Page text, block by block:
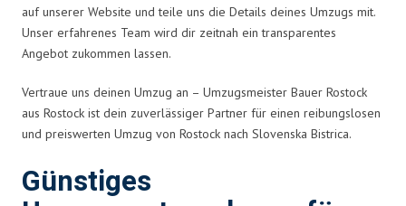
auf unserer Website und teile uns die Details deines Umzugs mit.
Unser erfahrenes Team wird dir zeitnah ein transparentes
Angebot zukommen lassen.
Vertraue uns deinen Umzug an – Umzugsmeister Bauer Rostock
aus Rostock ist dein zuverlässiger Partner für einen reibungslosen
und preiswerten Umzug von Rostock nach Slovenska Bistrica.
Günstiges